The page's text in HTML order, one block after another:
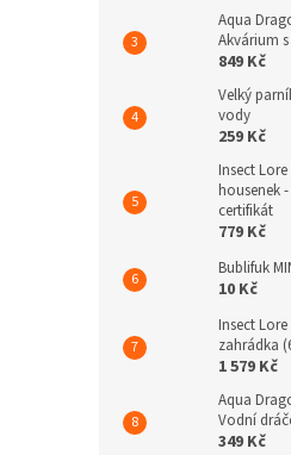
Aqua
Akvárium
849 Kč
Velký
vody
259 Kč
Insect
housenek
certifikát
779 Kč
Bublifuk
10 Kč
Insect
zahrádka
1 579 Kč
Aqua
Vodní
349 Kč